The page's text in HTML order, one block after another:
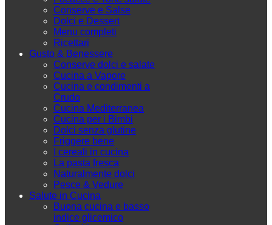
Conserve e Salse
Dolci e Dessert
Menu completi
Ricettari
Gusto & Benessere
Conserve dolci e salate
Cucina a Vapore
Cucina e condimenti a
Crudo
Cucina Mediterranea
Cucina per i Bimbi
Dolci senza glutine
Friggere bene
I cereali in cucina
La pasta fresca
Naturalmente dolci
Pesce & Vedure
Salute in Cucina
Buona cucina e basso
indice glicemico